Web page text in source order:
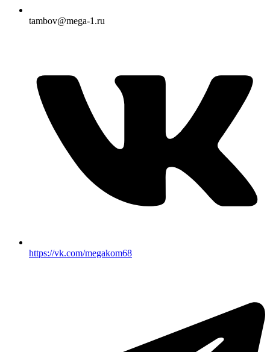
tambov@mega-1.ru
https://vk.com/megakom68